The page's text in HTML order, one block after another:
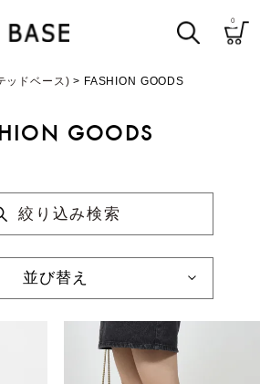
0
ッドベース) FASHION GOODS
GOODS
絞り込み検索
並び替え